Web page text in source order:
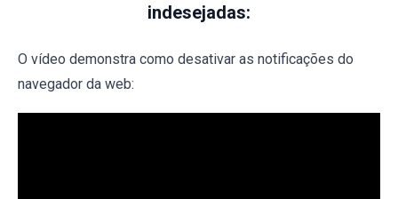
indesejadas:
O vídeo demonstra como desativar as notificações do
navegador da web: